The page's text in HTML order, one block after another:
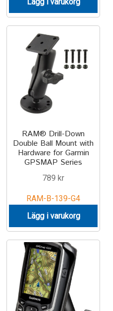
RAM® Drill-Down
Double Ball Mount with
Hardware for Garmin
GPSMAP Series
789 kr
RAM-B-139-G4
Lägg i varukorg